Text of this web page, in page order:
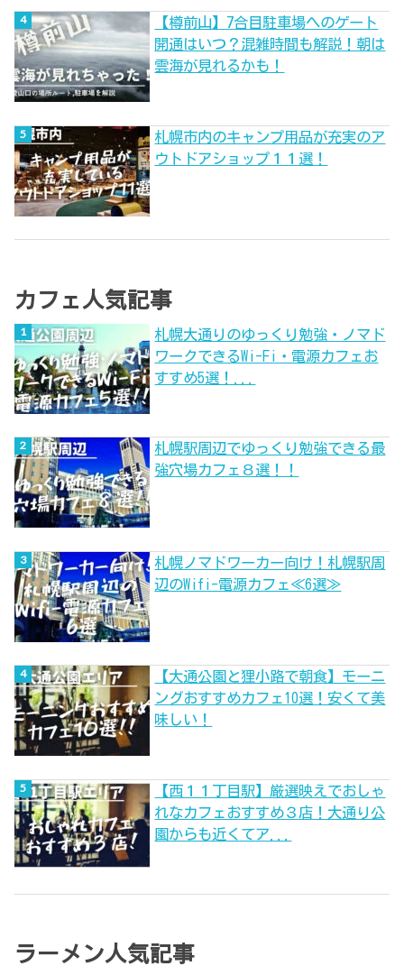
【樽前山】7合目駐車場へのゲート
開通はいつ？混雑時間も解説！朝は
雲海が見れるかも！
札幌市内のキャンプ用品が充実のア
ウトドアショップ１１選！
カフェ人気記事
札幌大通りのゆっくり勉強・ノマド
ワークできるWi-Fi・電源カフェお
すすめ5選！...
札幌駅周辺でゆっくり勉強できる最
強穴場カフェ８選！！
札幌ノマドワーカー向け！札幌駅周
辺のWifi-電源カフェ≪6選≫
【大通公園と狸小路で朝食】モーニ
ングおすすめカフェ10選！安くて美
味しい！
【西１１丁目駅】厳選映えでおしゃ
れなカフェおすすめ３店！大通り公
園からも近くてア...
ラーメン人気記事